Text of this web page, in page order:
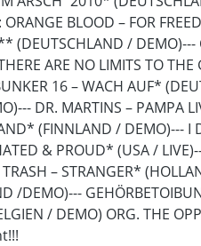
BLOOD – FOR
(DEUTSCHLAND /
ARE NO LIMITS TO
16 – WACH AUF*
DR. MARTINS – PAMPA
(FINNLAND /
& PROUD* (USA /
– STRANGER*
/DEMO)---
/ DEMO) ORG. THE